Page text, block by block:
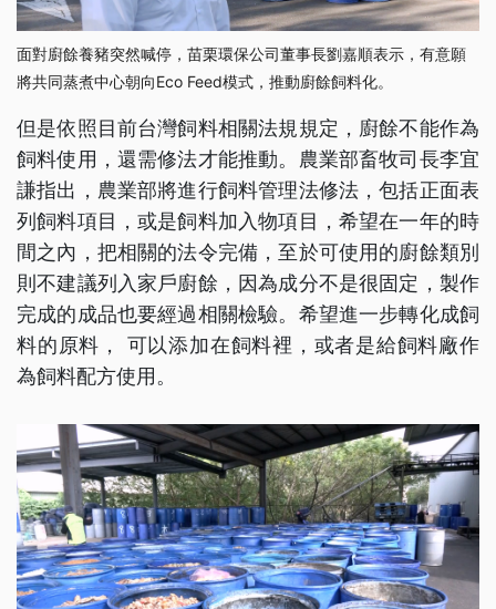
面對廚餘養豬突然喊停，苗栗環保公司董事長劉嘉順表示，有意願
將共同蒸煮中心朝向Eco Feed模式，推動廚餘飼料化。
但是依照目前台灣飼料相關法規規定，廚餘不能作為
飼料使用，還需修法才能推動。農業部畜牧司長李宜
謙指出，農業部將進行飼料管理法修法，包括正面表
列飼料項目，或是飼料加入物項目，希望在一年的時
間之內，把相關的法令完備，至於可使用的廚餘類別
則不建議列入家戶廚餘，因為成分不是很固定，製作
完成的成品也要經過相關檢驗。希望進一步轉化成飼
料的原料， 可以添加在飼料裡，或者是給飼料廠作
為飼料配方使用。